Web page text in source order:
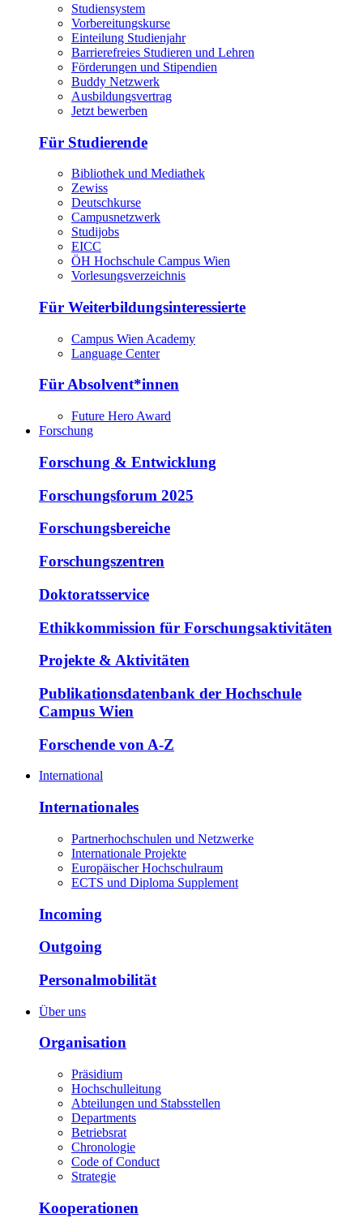
Studiensystem
Vorbereitungskurse
Einteilung Studienjahr
Barrierefreies Studieren und Lehren
Förderungen und Stipendien
Buddy Netzwerk
Ausbildungsvertrag
Jetzt bewerben
Für Studierende
Bibliothek und Mediathek
Zewiss
Deutschkurse
Campusnetzwerk
Studijobs
EICC
ÖH Hochschule Campus Wien
Vorlesungsverzeichnis
Für Weiterbildungsinteressierte
Campus Wien Academy
Language Center
Für Absolvent*innen
Future Hero Award
Forschung
Forschung & Entwicklung
Forschungsforum 2025
Forschungsbereiche
Forschungszentren
Doktoratsservice
Ethikkommission für Forschungsaktivitäten
Projekte & Aktivitäten
Publikationsdatenbank der Hochschule
Campus Wien
Forschende von A-Z
International
Internationales
Partnerhochschulen und Netzwerke
Internationale Projekte
Europäischer Hochschulraum
ECTS und Diploma Supplement
Incoming
Outgoing
Personalmobilität
Über uns
Organisation
Präsidium
Hochschulleitung
Abteilungen und Stabsstellen
Departments
Betriebsrat
Chronologie
Code of Conduct
Strategie
Kooperationen